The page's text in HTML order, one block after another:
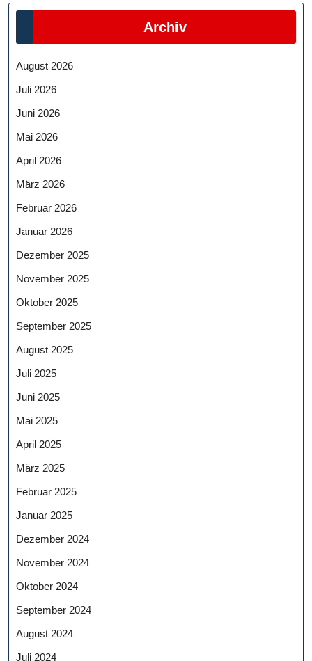
Archiv
August 2026
Juli 2026
Juni 2026
Mai 2026
April 2026
März 2026
Februar 2026
Januar 2026
Dezember 2025
November 2025
Oktober 2025
September 2025
August 2025
Juli 2025
Juni 2025
Mai 2025
April 2025
März 2025
Februar 2025
Januar 2025
Dezember 2024
November 2024
Oktober 2024
September 2024
August 2024
Juli 2024